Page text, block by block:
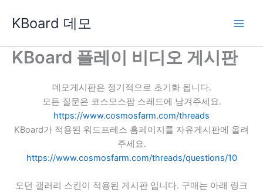
로
KBoard 데모
KBoard 플레이 비디오 게시판
데모게시판은 정기적으로 초기화 됩니다.
모든 질문은 코스모스팜 스레드에 남겨주세요.
https://www.cosmosfarm.com/threads
KBoard가 적용된 워드프레스 홈페이지를 자유게시판에 올려
주세요.
https://www.cosmosfarm.com/threads/questions/10
모던 갤러리 스킨이 적용된 게시판 입니다. 구매는 아래 링크